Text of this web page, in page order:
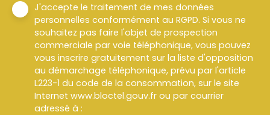
J'accepte le traitement de mes données
personnelles conformément au RGPD. Si vous ne
souhaitez pas faire l'objet de prospection
commerciale par voie téléphonique, vous pouvez
vous inscrire gratuitement sur la liste d'opposition
au démarchage téléphonique, prévu par l'article
L223-1 du code de la consommation, sur le site
Internet www.bloctel.gouv.fr ou par courrier
adressé à :